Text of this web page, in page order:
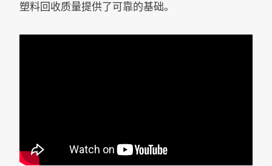
塑料回收质量提供了可靠的基础。